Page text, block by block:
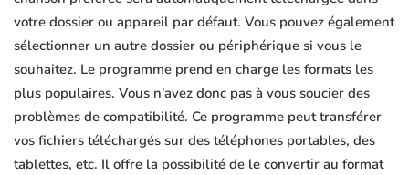
votre dossier ou appareil par défaut. Vous pouvez également
sélectionner un autre dossier ou périphérique si vous le
souhaitez. Le programme prend en charge les formats les
plus populaires. Vous n'avez donc pas à vous soucier des
problèmes de compatibilité. Ce programme peut transférer
vos fichiers téléchargés sur des téléphones portables, des
tablettes, etc. Il offre la possibilité de le convertir au format